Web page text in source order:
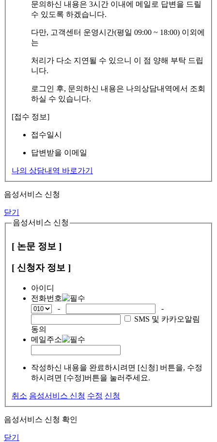
문의하신 내용은 3시간 이내에 메일로 답변을 드릴
수 있도록 하겠습니다.
다만, 고객센터 운영시간(평일 09:00 ~ 18:00) 이외에
는
처리가 다소 지연될 수 있으니 이 점 양해 부탁 드립
니다.
로그인 후, 문의하신 내용은 나의상담내역에서 조회
하실 수 있습니다.
[접수 정보]
접수일시
답변받을 이메일
나의 상담내역 바로가기
음성서비스 신청
닫기
음성서비스 신청
[ 논문 정보 ]
[ 신청자 정보 ]
아이디
전화번호
-
-
SMS 및 카카오알림
동의
메일주소
작성하신 내용을 완료하시려면 [신청] 버튼을, 수정
하시려면 [수정]버튼을 눌러주세요.
취소 음성서비스 신청 수정 신청
음성서비스 신청 확인
닫기